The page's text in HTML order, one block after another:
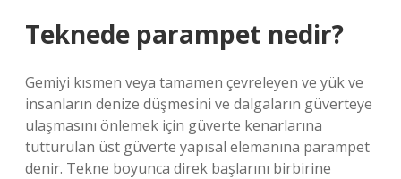
Teknede parampet nedir?
Gemiyi kısmen veya tamamen çevreleyen ve yük ve
insanların denize düşmesini ve dalgaların güverteye
ulaşmasını önlemek için güverte kenarlarına
tutturulan üst güverte yapısal elemanına parampet
denir. Tekne boyunca direk başlarını birbirine